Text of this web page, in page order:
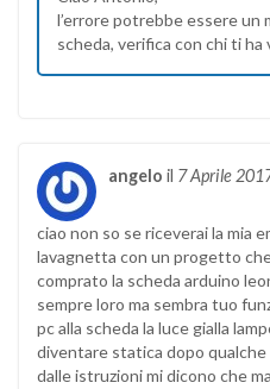
l’errore potrebbe essere un
scheda, verifica con chi ti ha
angelo il 7 Aprile
ciao non so se riceverai la mia
lavagnetta con un progetto
comprato la scheda arduino
sempre loro ma sembra tuo
pc alla scheda la luce gialla
diventare statica dopo qualche
dalle istruzioni mi dicono che